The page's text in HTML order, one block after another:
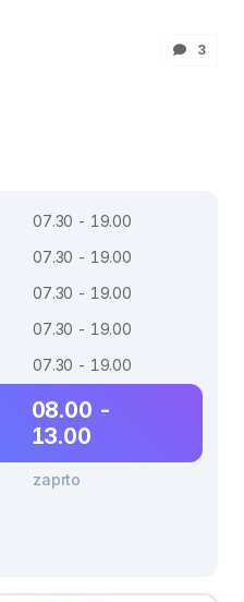
3
07.30 - 19.00
07.30 - 19.00
07.30 - 19.00
07.30 - 19.00
07.30 - 19.00
08.00 -
13.00
zaprto